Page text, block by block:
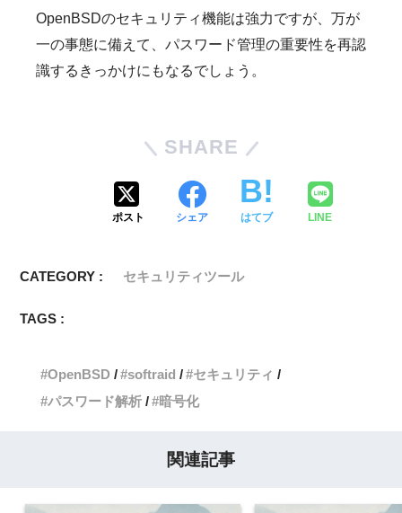
OpenBSDのセキュリティ機能は強力ですが、万が
一の事態に備えて、パスワード管理の重要性を再認
識するきっかけにもなるでしょう。
SHARE
ポスト シェア はてブ LINE
CATEGORY : セキュリティツール
TAGS :
OpenBSD softraid
セキュリティ
パスワード解析
暗号化
関連記事